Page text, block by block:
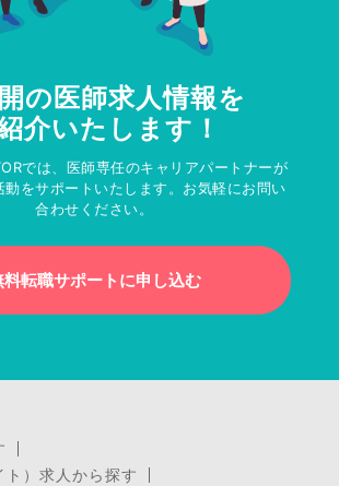
の医師求人情報を
介いたします！
では、医師専任のキャリアパートナーが
動をサポートいたします。お気軽にお問い
合わせください。
料転職サポートに申し込む
）求人から探す